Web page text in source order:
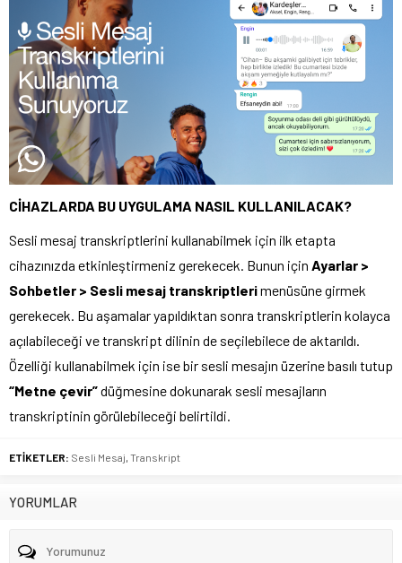
CİHAZLARDA BU UYGULAMA NASIL KULLANILACAK?
Sesli mesaj transkriptlerini kullanabilmek için ilk etapta
cihazınızda etkinleştirmeniz gerekecek. Bunun için Ayarlar >
Sohbetler > Sesli mesaj transkriptlerimenüsüne girmek
gerekecek. Bu aşamalar yapıldıktan sonra transkriptlerin kolayca
açılabileceği ve transkript dilinin de seçilebilece de aktarıldı.
Özelliği kullanabilmek için ise bir sesli mesajın üzerine basılı tutup
“Metne çevir”düğmesine dokunarak sesli mesajların
transkriptinin görülebileceği belirtildi.
ETİKETLER: Sesli Mesaj Transkript
YORUMLAR